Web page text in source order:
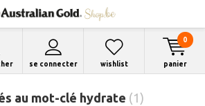
se connecter wishlist panier
0
au mot-clé hydrate (1)